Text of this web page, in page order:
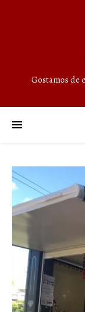
Gostamos de